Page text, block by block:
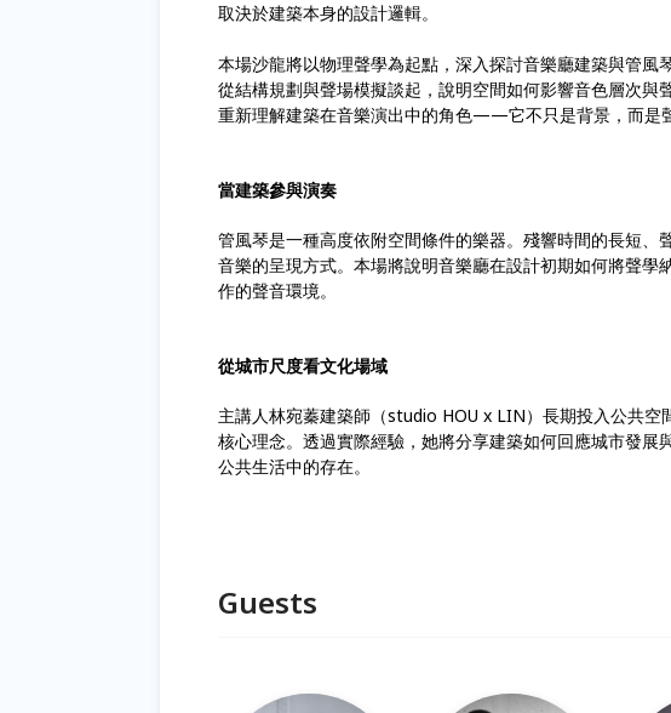
取決於建築本身的設計邏輯。
本場沙龍將以物理聲學為起點，深入探討音樂廳建築與管風
從結構規劃與聲場模擬談起，說明空間如何影響音色層次與
重新理解建築在音樂演出中的角色——它不只是背景，而是
當建築參與演奏
管風琴是一種高度依附空間條件的樂器。殘響時間的長短
音樂的呈現方式。本場將說明音樂廳在設計初期如何將聲學
作的聲音環境。
從城市尺度看文化場域
主講人林宛蓁建築師（studio HOU x LIN）長期投入公共
核心理念。透過實際經驗，她將分享建築如何回應城市發
公共生活中的存在。
Guests